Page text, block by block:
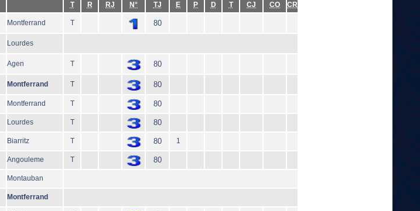
T R RJ N° TJ E P D T CJ CO CR
Montferrand T 80
Lourdes
Agen T 80
Montferrand T 80
Montferrand T 80
Lourdes T 80
Biarritz T 80 1
Angouleme T 80
Montauban
Montferrand